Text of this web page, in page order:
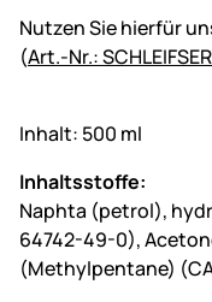
Nutzen Sie hierfür
(Art.-Nr.:
Inhalt: 500 ml
Inhaltsstoffe:
Naphta (petrol),
64742-49-0),
(Methylpentane)